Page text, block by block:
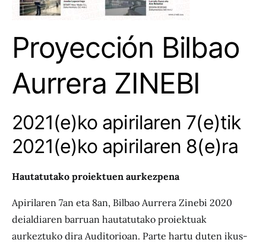
Proyección Bilbao
Aurrera ZINEBI
2021(e)ko apirilaren 7(e)tik
2021(e)ko apirilaren 8(e)ra
Hautatutako proiektuen aurkezpena
Apirilaren 7an eta 8an, Bilbao Aurrera Zinebi 2020
deialdiaren barruan hautatutako proiektuak
aurkeztuko dira Auditorioan. Parte hartu duten ikus-